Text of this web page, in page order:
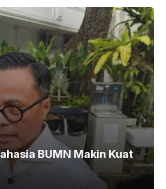
BUMN Makin Kuat